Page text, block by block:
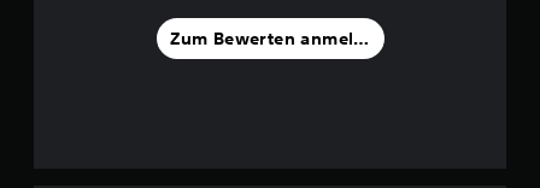
Zum Bewerten anmelden